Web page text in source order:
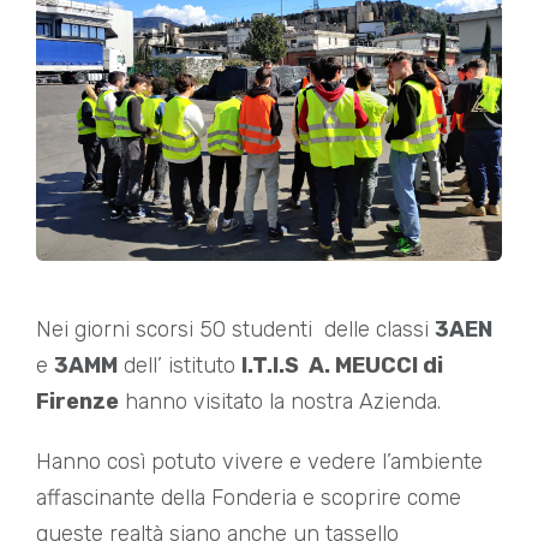
Nei giorni scorsi 50 studenti delle classi 3AEN
e 3AMM dell’ istituto I.T.I.S A. MEUCCI di
Firenze hanno visitato la nostra Azienda.
Hanno così potuto vivere e vedere l’ambiente
affascinante della Fonderia e scoprire come
queste realtà siano anche un tassello